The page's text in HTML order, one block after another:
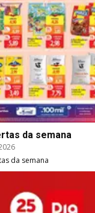
da semana
da semana